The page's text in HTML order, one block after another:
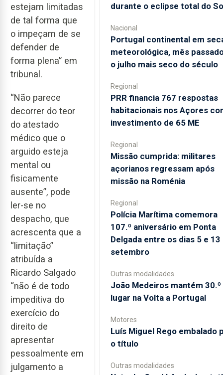
estejam limitadas
de tal forma que
o impeçam de se
defender de
forma plena” em
tribunal.
“Não parece
decorrer do teor
do atestado
médico que o
arguido esteja
mental ou
fisicamente
ausente”, pode
ler-se no
despacho, que
acrescenta que a
“limitação”
atribuída a
Ricardo Salgado
“não é de todo
impeditiva do
exercício do
direito de
apresentar
pessoalmente em
julgamento a
durante o eclipse total do
Nacional
Portugal continental em
meteorológica, mês
o julho mais seco do século
Regional
PRR financia 767 respostas
habitacionais nos Açores
investimento de 65 ME
Regional
Missão cumprida: militares
açorianos regressam após
missão na Roménia
Regional
Polícia Marítima comemora
107.º aniversário em Ponta
Delgada entre os dias 5 e 13
setembro
Outras modalidades
João Medeiros mantém 30.º
lugar na Volta a Portugal
Motores
Luís Miguel Rego embalado
o título
Outras modalidades